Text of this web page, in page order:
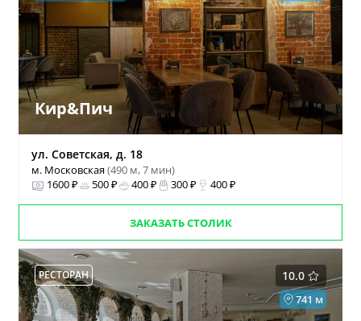
Кир&Пич
ул. Советская, д. 18
м. Московская(490 м, 7 мин)
1600 ₽
500 ₽ 400 ₽ 300 ₽ 400 ₽
ЗАКАЗАТЬ СТОЛИК
10.0
РЕСТОРАН
741 м